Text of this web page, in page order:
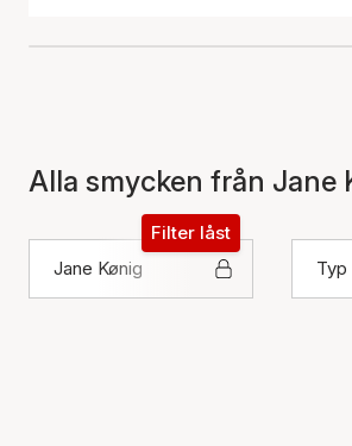
Alla smycken från Jane
Jane Kønig
Filter låst
Typ